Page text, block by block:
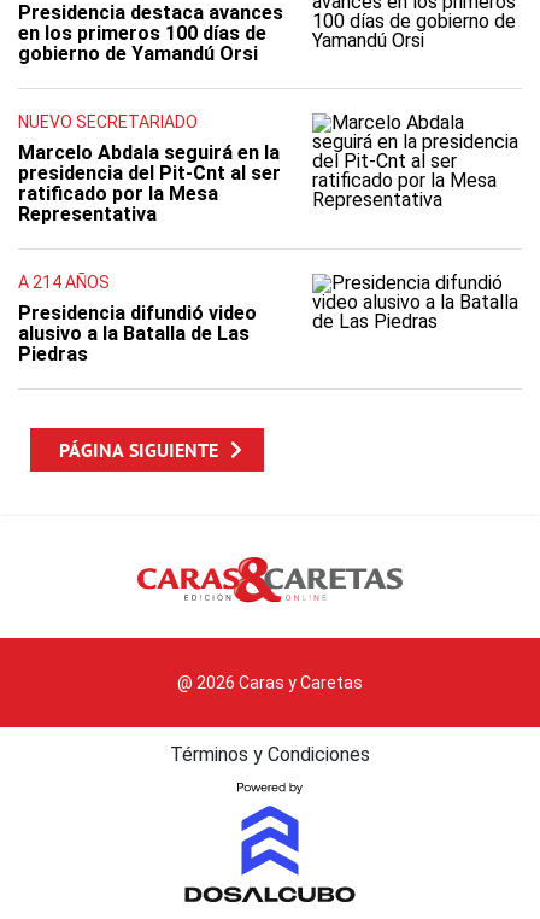
Presidencia destaca avances
en los primeros 100 días de
gobierno de Yamandú Orsi
NUEVO SECRETARIADO
Marcelo Abdala seguirá en la
presidencia del Pit-Cnt al ser
ratificado por la Mesa
Representativa
A 214 AÑOS
Presidencia difundió video
alusivo a la Batalla de Las
Piedras
PÁGINA SIGUIENTE
@ 2026 Caras y Caretas
Términos y Condiciones